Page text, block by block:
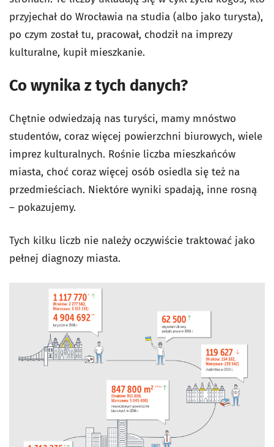
przyjechał do Wrocławia na studia (albo jako turysta),
po czym został tu, pracował, chodził na imprezy
kulturalne, kupił mieszkanie.
Co wynika z tych danych?
Chętnie odwiedzają nas turyści, mamy mnóstwo
studentów, coraz więcej powierzchni biurowych, wiele
imprez kulturalnych. Rośnie liczba mieszkańców
miasta, choć coraz więcej osób osiedla się też na
przedmieściach. Niektóre wyniki spadają, inne rosną
– pokazujemy.
Tych kilku liczb nie należy oczywiście traktować jako
pełnej diagnozy miasta.